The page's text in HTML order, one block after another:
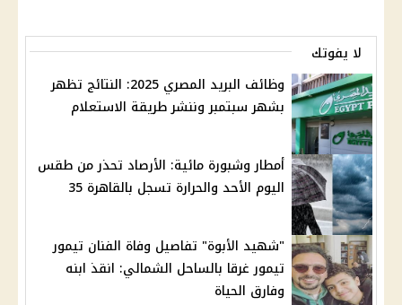
لا يفوتك
وظائف البريد المصري 2025: النتائج تظهر
بشهر سبتمبر وننشر طريقة الاستعلام
أمطار وشبورة مائية: الأرصاد تحذر من طقس
اليوم الأحد والحرارة تسجل بالقاهرة 35
"شهيد الأبوة" تفاصيل وفاة الفنان تيمور
تيمور غرقا بالساحل الشمالي: انقذ ابنه
وفارق الحياة